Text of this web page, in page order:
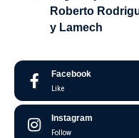
Roberto
y Lamech
Facebook
Like
Instagram
Follow